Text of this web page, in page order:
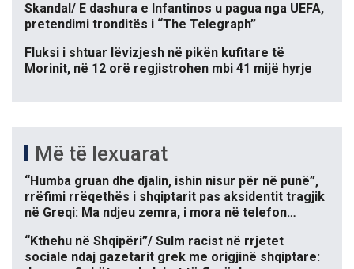
Skandal/ E dashura e Infantinos u pagua nga UEFA,
pretendimi tronditës i “The Telegraph”
Fluksi i shtuar lëvizjesh në pikën kufitare të
Morinit, në 12 orë regjistrohen mbi 41 mijë hyrje
Më të lexuarat
“Humba gruan dhe djalin, ishin nisur për në punë”,
rrëfimi rrëqethës i shqiptarit pas aksidentit tragjik
në Greqi: Ma ndjeu zemra, i mora në telefon…
“Kthehu në Shqipëri”/ Sulm racist në rrjetet
sociale ndaj gazetarit grek me origjinë shqiptare: